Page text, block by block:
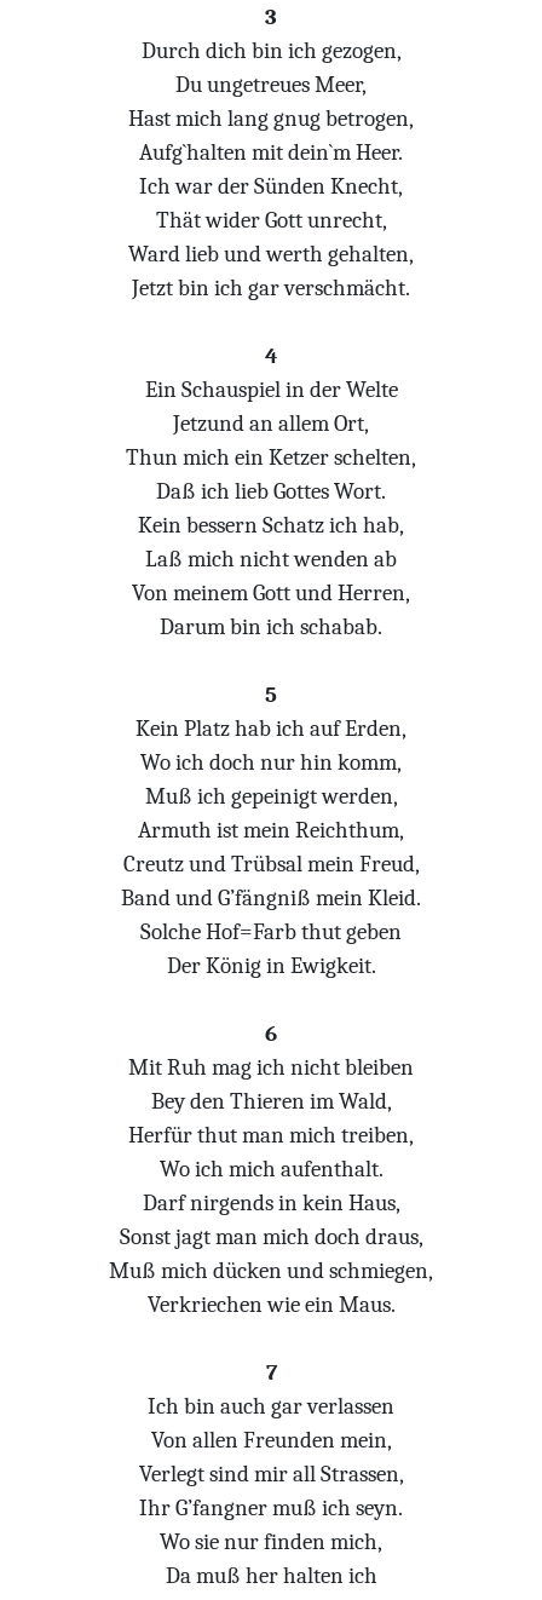
3
Durch dich bin ich gezogen,
Du ungetreues Meer,
Hast mich lang gnug betrogen,
Aufg`halten mit dein`m Heer.
Ich war der Sünden Knecht,
Thät wider Gott unrecht,
Ward lieb und werth gehalten,
Jetzt bin ich gar verschmächt.
4
Ein Schauspiel in der Welte
Jetzund an allem Ort,
Thun mich ein Ketzer schelten,
Daß ich lieb Gottes Wort.
Kein bessern Schatz ich hab,
Laß mich nicht wenden ab
Von meinem Gott und Herren,
Darum bin ich schabab.
5
Kein Platz hab ich auf Erden,
Wo ich doch nur hin komm,
Muß ich gepeinigt werden,
Armuth ist mein Reichthum,
Creutz und Trübsal mein Freud,
Band und G’fängniß mein Kleid.
Solche Hof=Farb thut geben
Der König in Ewigkeit.
6
Mit Ruh mag ich nicht bleiben
Bey den Thieren im Wald,
Herfür thut man mich treiben,
Wo ich mich aufenthalt.
Darf nirgends in kein Haus,
Sonst jagt man mich doch draus,
Muß mich dücken und schmiegen,
Verkriechen wie ein Maus.
7
Ich bin auch gar verlassen
Von allen Freunden mein,
Verlegt sind mir all Strassen,
Ihr G’fangner muß ich seyn.
Wo sie nur finden mich,
Da muß her halten ich